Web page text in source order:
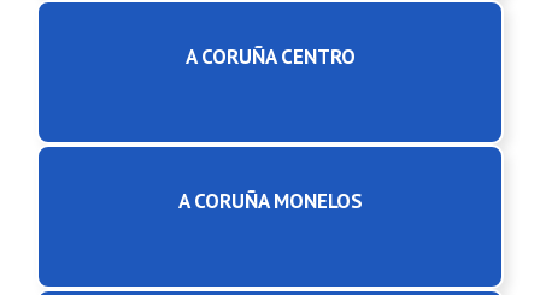
A CORUÑA CENTRO
A CORUÑA MONELOS